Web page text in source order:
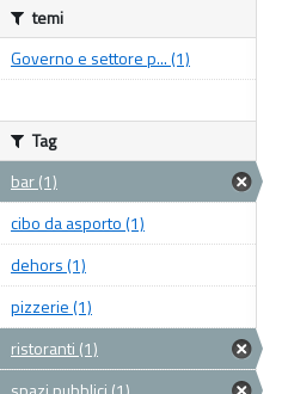
temi
Governo e settore p... (1)
Tag
bar (1)
cibo da asporto (1)
dehors (1)
pizzerie (1)
ristoranti (1)